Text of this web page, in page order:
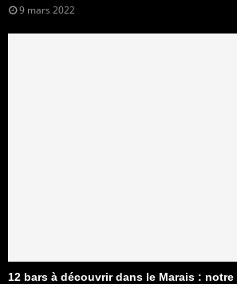
9 mars 2022
12 bars à découvrir dans le Marais :